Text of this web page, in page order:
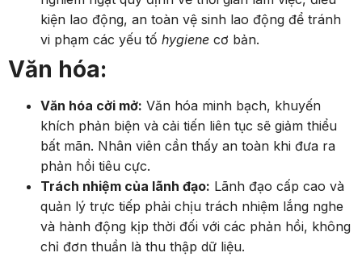
kiện lao động, an toàn vệ sinh lao động để tránh
vi phạm các yếu tố hygiene cơ bản.
Văn hóa:
Văn hóa cởi mở: Văn hóa minh bạch, khuyến
khích phản biện và cải tiến liên tục sẽ giảm thiểu
bất mãn. Nhân viên cần thấy an toàn khi đưa ra
phản hồi tiêu cực.
Trách nhiệm của lãnh đạo: Lãnh đạo cấp cao và
quản lý trực tiếp phải chịu trách nhiệm lắng nghe
và hành động kịp thời đối với các phản hồi, không
chỉ đơn thuần là thu thập dữ liệu.